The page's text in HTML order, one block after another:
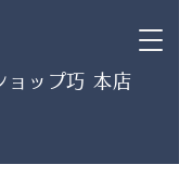
ョップ巧 本店